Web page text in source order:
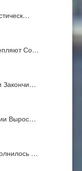
Со…
Закончи…
Вырос…
…